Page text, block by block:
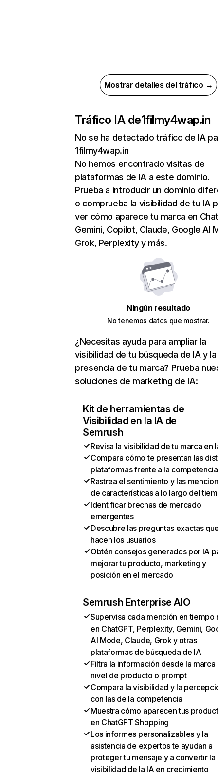
Mostrar detalles del tráfico →
Tráfico IA de1filmy4wap.in
No se ha detectado tráfico de IA
1filmy4wap.in
No hemos encontrado visitas de
plataformas de IA a este dominio.
Prueba a introducir un dominio
o comprueba la visibilidad de tu IA
ver cómo aparece tu marca en
Gemini, Copilot, Claude, Google AI
Grok, Perplexity y más.
Ningún resultado
No tenemos datos que mostrar.
¿Necesitas ayuda para ampliar la
visibilidad de tu búsqueda de IA y la
presencia de tu marca? Prueba
soluciones de marketing de IA:
Kit de herramientas de
Visibilidad en la IA de
Semrush
Revisa la visibilidad de tu marca en
Compara cómo te presentan las
plataformas frente a la competencia
Rastrea el sentimiento y las
de características a lo largo del
Identificar brechas de mercado
emergentes
Descubre las preguntas exactas
hacen los usuarios
Obtén consejos generados por IA
mejorar tu producto, marketing y
posición en el mercado
Semrush Enterprise AIO
Supervisa cada mención en tiempo
en ChatGPT, Perplexity, Gemini,
AI Mode, Claude, Grok y otras
plataformas de búsqueda de IA
Filtra la información desde la marca
nivel de producto o prompt
Compara la visibilidad y la
con las de la competencia
Muestra cómo aparecen tus
en ChatGPT Shopping
Los informes personalizables y la
asistencia de expertos te ayudan a
proteger tu mensaje y a convertir la
visibilidad de la IA en crecimiento